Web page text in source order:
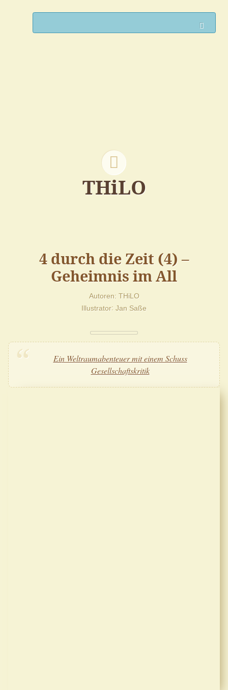
THiLO
4 durch die Zeit (4) –
Geheimnis im All
Autoren THiLO
Illustrator Jan Saße
Ein Weltraumabenteuer mit einem Schuss
Gesellschaftskritik